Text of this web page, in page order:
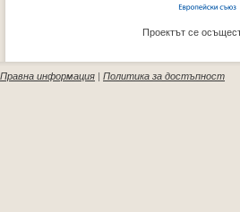
Проектът се
Правна информация | Политика за достъпност